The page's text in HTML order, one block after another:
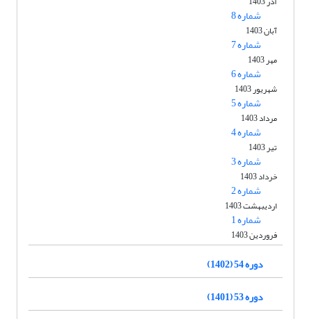
شماره 8
آبان 1403
شماره 7
مهر 1403
شماره 6
شهریور 1403
شماره 5
مرداد 1403
شماره 4
تیر 1403
شماره 3
خرداد 1403
شماره 2
اردیبهشت 1403
شماره 1
فروردین 1403
دوره 54 (1402)
دوره 53 (1401)